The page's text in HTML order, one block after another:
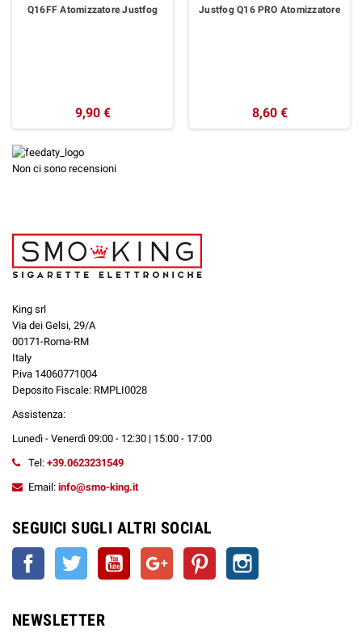
Q16FF Atomizzatore Justfog
9,90 €
Justfog Q16 PRO Atomizzatore
8,60 €
Non ci sono recensioni
King srl
Via dei Gelsi, 29/A
00171-Roma-RM
Italy
P.iva 14060771004
Deposito Fiscale: RMPLI0028
Assistenza:
Lunedì - Venerdì 09:00 - 12:30 | 15:00 - 17:00
Tel: +39.0623231549
Email: info@smo-king.it
SEGUICI SUGLI ALTRI SOCIAL
Facebook Twitter YouTube Google+ Pinterest
NEWSLETTER